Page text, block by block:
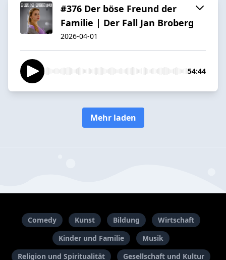
#376 Der böse Freund der
Familie | Der Fall Jan Broberg
2026-04-01
54:44
Mehr laden
Comedy Kunst Bildung
Wirtschaft
Kinder und Familie
Musik
Religion und Spiritualität
Gesellschaft und Kultur